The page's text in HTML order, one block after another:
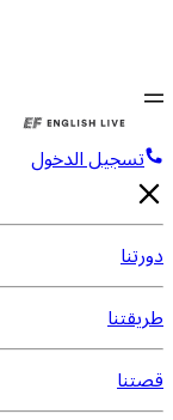
تسجيل الدخول
دورتنا
طريقتنا
قصتنا